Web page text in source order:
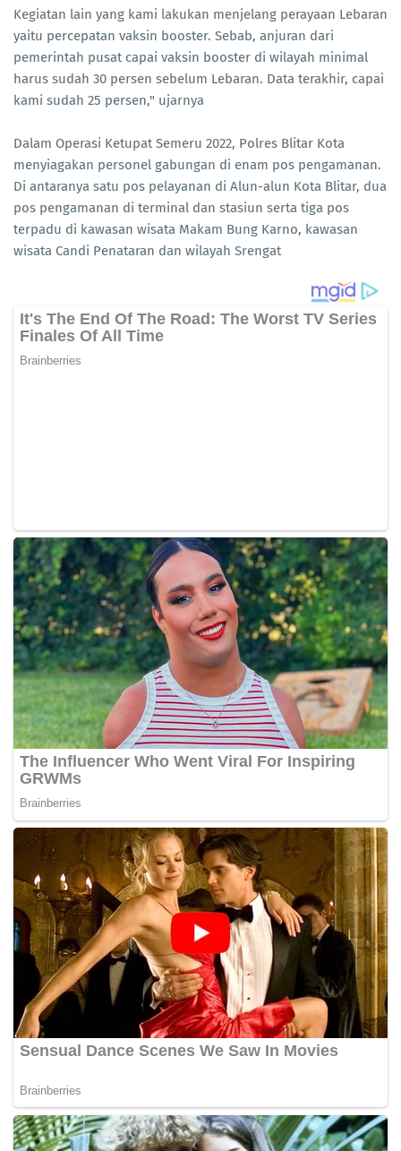
Kegiatan lain yang kami lakukan menjelang perayaan Lebaran
yaitu percepatan vaksin booster. Sebab, anjuran dari
pemerintah pusat capai vaksin booster di wilayah minimal
harus sudah 30 persen sebelum Lebaran. Data terakhir, capai
kami sudah 25 persen," ujarnya
Dalam Operasi Ketupat Semeru 2022, Polres Blitar Kota
menyiagakan personel gabungan di enam pos pengamanan.
Di antaranya satu pos pelayanan di Alun-alun Kota Blitar, dua
pos pengamanan di terminal dan stasiun serta tiga pos
terpadu di kawasan wisata Makam Bung Karno, kawasan
wisata Candi Penataran dan wilayah Srengat